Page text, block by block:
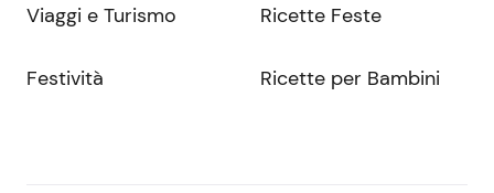
Viaggi e Turismo
Festività
Ricette Feste
Ricette per Bambini